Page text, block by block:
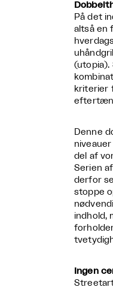
På det
altså en
(utopia).
kriterier
Denne
del af
Serien
derfor
stoppe
indhold,
Ingen